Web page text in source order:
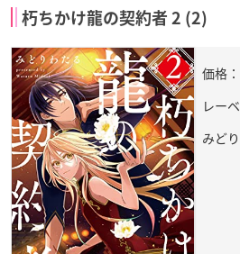
朽ちかけ龍の契約者 2 (2)
価格
レー
みど